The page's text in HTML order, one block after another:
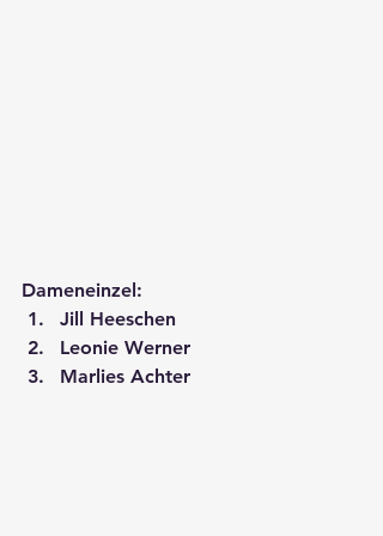
Dameneinzel:
Jill Heeschen
Leonie Werner
Marlies Achter